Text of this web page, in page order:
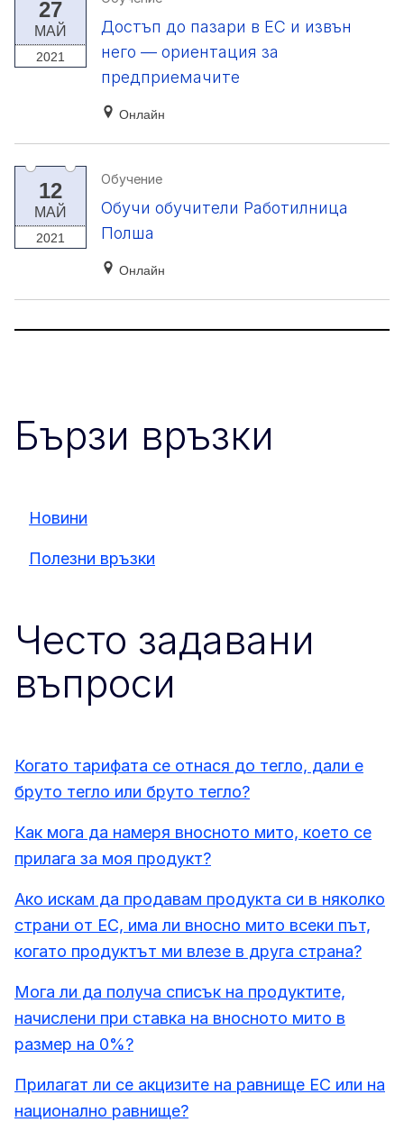
27
МАЙ
2021
Достъп до пазари в ЕС и извън
него — ориентация за
предприемачите
Онлайн
12
МАЙ
2021
Обучение
Обучи обучители Работилница
Полша
Онлайн
Бързи връзки
Новини
Полезни връзки
Често задавани
въпроси
Когато тарифата се отнася до тегло, дали е
бруто тегло или бруто тегло?
Как мога да намеря вносното мито, което се
прилага за моя продукт?
Ако искам да продавам продукта си в няколко
страни от ЕС, има ли вносно мито всеки път,
когато продуктът ми влезе в друга страна?
Мога ли да получа списък на продуктите,
начислени при ставка на вносното мито в
размер на 0%?
Прилагат ли се акцизите на равнище ЕС или на
национално равнище?